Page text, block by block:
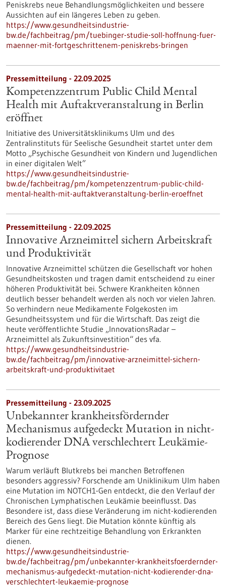
Peniskrebs neue Behandlungsmöglichkeiten und bessere
Aussichten auf ein längeres Leben zu geben.
https://www.gesundheitsindustrie-
bw.de/fachbeitrag/pm/tuebinger-studie-soll-hoffnung-fuer-
maenner-mit-fortgeschrittenem-peniskrebs-bringen
Pressemitteilung - 22.09.2025
Kompetenzzentrum Public Child Mental
Health mit Auftaktveranstaltung in Berlin
eröffnet
Initiative des Universitätsklinikums Ulm und des
Zentralinstituts für Seelische Gesundheit startet unter dem
Motto „Psychische Gesundheit von Kindern und Jugendlichen
in einer digitalen Welt”
https://www.gesundheitsindustrie-
bw.de/fachbeitrag/pm/kompetenzzentrum-public-child-
mental-health-mit-auftaktveranstaltung-berlin-eroeffnet
Pressemitteilung - 22.09.2025
Innovative Arzneimittel sichern Arbeitskraft
und Produktivität
Innovative Arzneimittel schützen die Gesellschaft vor hohen
Gesundheitskosten und tragen damit entscheidend zu einer
höheren Produktivität bei. Schwere Krankheiten können
deutlich besser behandelt werden als noch vor vielen Jahren.
So verhindern neue Medikamente Folgekosten im
Gesundheitssystem und für die Wirtschaft. Das zeigt die
heute veröffentlichte Studie „InnovationsRadar –
Arzneimittel als Zukunftsinvestition“ des vfa.
https://www.gesundheitsindustrie-
bw.de/fachbeitrag/pm/innovative-arzneimittel-sichern-
arbeitskraft-und-produktivitaet
Pressemitteilung - 23.09.2025
Unbekannter krankheitsfördernder
Mechanismus aufgedeckt Mutation in nicht-
kodierender DNA verschlechtert Leukämie-
Prognose
Warum verläuft Blutkrebs bei manchen Betroffenen
besonders aggressiv? Forschende am Uniklinikum Ulm haben
eine Mutation im NOTCH1-Gen entdeckt, die den Verlauf der
Chronischen Lymphatischen Leukämie beeinflusst. Das
Besondere ist, dass diese Veränderung im nicht-kodierenden
Bereich des Gens liegt. Die Mutation könnte künftig als
Marker für eine rechtzeitige Behandlung von Erkrankten
dienen.
https://www.gesundheitsindustrie-
bw.de/fachbeitrag/pm/unbekannter-krankheitsfoerdernder-
mechanismus-aufgedeckt-mutation-nicht-kodierender-dna-
verschlechtert-leukaemie-prognose